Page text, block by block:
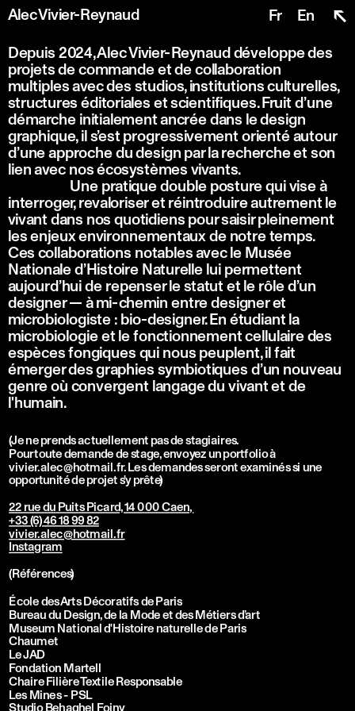
↖
Alec Vivier-Reynaud Fr En
Depuis 2024, Alec Vivier-Reynaud développe des
projets de commande et de collaboration
multiples avec des studios, institutions culturelles,
structures éditoriales et scientifiques. Fruit d’une
démarche initialement ancrée dans le design
graphique, il s’est progressivement orienté autour
d’une approche du design par la recherche et son
lien avec nos écosystèmes vivants.
Une pratique double posture qui vise à
interroger, revaloriser et réintroduire autrement le
vivant dans nos quotidiens pour saisir pleinement
les enjeux environnementaux de notre temps.
Ces collaborations notables avec le Musée
Nationale d’Histoire Naturelle lui permettent
aujourd’hui de repenser le statut et le rôle d’un
designer — à mi-chemin entre designer et
microbiologiste : bio-designer. En étudiant la
microbiologie et le fonctionnement cellulaire des
espèces fongiques qui nous peuplent, il fait
émerger des graphies symbiotiques d’un nouveau
genre où convergent langage du vivant et de
l'humain.
(Je ne prends actuellement pas de stagiaires.
Pour toute demande de stage, envoyez un portfolio à
vivier.alec@hotmail.fr. Les demandes seront examinés si une
opportunité de projet s'y prête)
22 rue du Puits Picard, 14 000 Caen,
+33 (6) 46 18 99 82
vivier.alec@hotmail.fr
Instagram
(Références)
École des Arts Décoratifs de Paris
Bureau du Design, de la Mode et des Métiers d’art
Museum National d'Histoire naturelle de Paris
Chaumet
Le JAD
Fondation Martell
Chaire Filière Textile Responsable
Les Mines - PSL
Studio Behaghel Foiny